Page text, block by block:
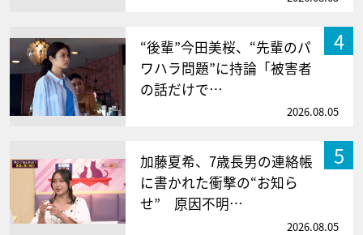
4
“後輩”今田美桜、“先輩のパ
ワハラ問題”に持論「被害者
の話だけで…
2026.08.05
5
加藤夏希、7歳長男の連絡帳
に書かれた衝撃の“お知ら
せ” 原因不明…
2026.08.05